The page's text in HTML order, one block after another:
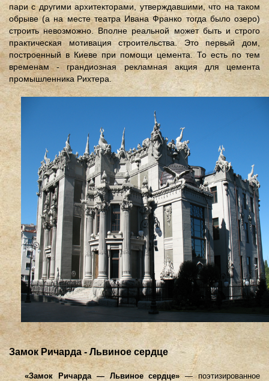
пари с другими архитекторами, утверждавшими, что на таком
обрыве (а на месте театра Ивана Франко тогда было озеро)
строить невозможно. Вполне реальной может быть и строго
практическая мотивация строительства. Это первый дом,
построенный в Киеве при помощи цемента. То есть по тем
временам - грандиозная рекламная акция для цемента
промышленника Рихтера.
Замок Ричарда - Львиное сердце
«Замок Ричарда — Львиное сердце»— поэтизированное